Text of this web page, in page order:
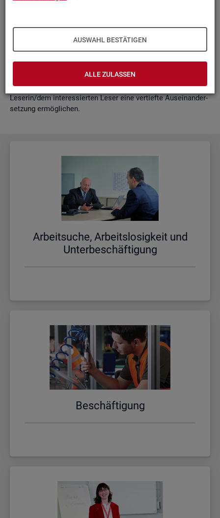
AUSWAHL BESTÄTIGEN
ALLE ZULASSEN
sam­men­ge­fasst. Damit ent­steht ein klei­nes Nach­schla­ge­
werk zu zen­tra­len Be­grif­fen und Fra­ge­stel­lun­gen der Ar­beits­
markt- und Grund­si­che­rungs­sta­tis­tik. Dabei wer­den diese Be­
grif­fe in kur­zer Form er­klärt und immer auch mit wei­ter­füh­
ren­den In­for­ma­ti­ons­quel­len ver­bun­den, die der in­ter­es­sier­ten
Le­se­rin/dem in­ter­es­sier­ten Leser eine ver­tief­te Aus­ein­an­der­
set­zung er­mög­li­chen.
Ar­beit­su­che, Ar­beits­lo­sig­keit und
Un­ter­be­schäf­ti­gung
Be­schäf­ti­gung